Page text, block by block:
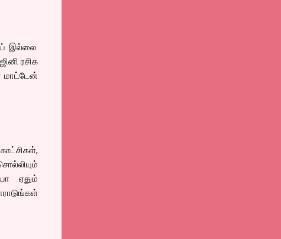
இல்லை.
ரசிக
மாட்டேன்
ஏதும்